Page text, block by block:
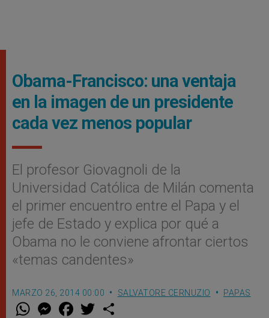
Obama-Francisco: una ventaja
en la imagen de un presidente
cada vez menos popular
El profesor Giovagnoli de la
Universidad Católica de Milán comenta
el primer encuentro entre el Papa y el
jefe de Estado y explica por qué a
Obama no le conviene afrontar ciertos
«temas candentes»
MARZO 26, 2014 00:00 SALVATORE CERNUZIO PAPAS
W M
e
F
a w